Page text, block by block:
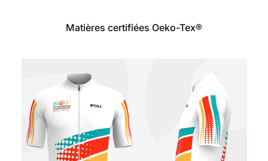
Matières certifiées Oeko-Tex®